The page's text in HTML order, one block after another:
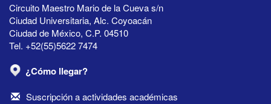
Circuito Maestro Mario de la Cueva s/n
Ciudad Universitaria, Alc. Coyoacán
Ciudad de México, C.P. 04510
Tel. +52(55)5622 7474
¿Cómo llegar?
Suscripción a actividades académicas